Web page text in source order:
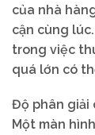
của nhà
cận cùng
trong việc
quá lớn có
Độ phân giải
Một màn